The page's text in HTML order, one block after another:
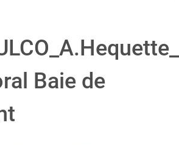
Baie de